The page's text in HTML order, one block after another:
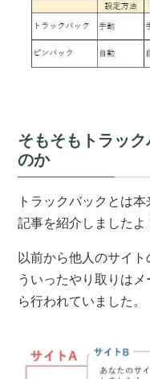
そもそもトラッ
のか
トラックバックとは
記事を紹介しましたよ
以前から他人のサイ
ういったやり取りは
ら行われていました。